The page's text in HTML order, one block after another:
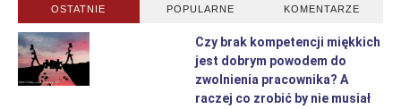
OSTATNIE POPULARNE KOMENTARZE
Czy brak kompetencji miękkich
jest dobrym powodem do
zwolnienia pracownika? A
raczej co zrobić by nie musiał